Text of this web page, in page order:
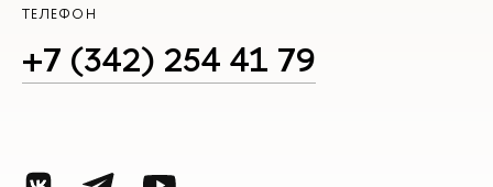
ТЕЛЕФОН
+7 (342) 254 41 79